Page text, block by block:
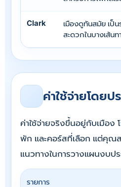
Clark
เมืองดูทันสมัย เป็น
สะดวกในบางเส้นท
ค่าใช้จ่ายโดยป
ค่าใช้จ่ายจริงขึ้นอยู่กับเมือง
พัก และคอร์สที่เลือก แต่คุณส
แนวทางในการวางแผนงบป
รายการ